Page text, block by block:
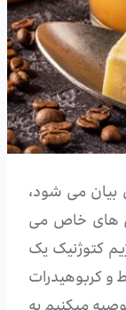
بیان می شود،
های خاص می
کتوژنیک یک
و کربوهیدرات